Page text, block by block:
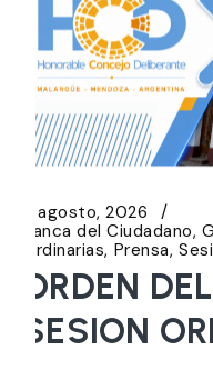
5 agosto, 2026
Banca del Ciudadano
Ordinarias Prensa
ORDEN
SESION